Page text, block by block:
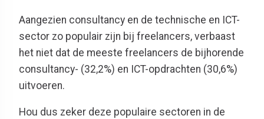
Aangezien consultancy en de technische en ICT-
sector zo populair zijn bij freelancers, verbaast
het niet dat de meeste freelancers de bijhorende
consultancy- (32,2%) en ICT-opdrachten (30,6%)
uitvoeren.
Hou dus zeker deze populaire sectoren in de